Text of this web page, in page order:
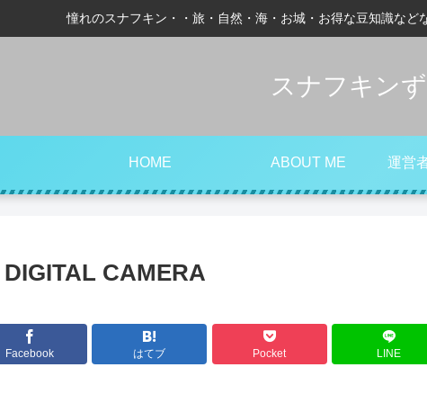
憧れのスナフキン・・旅・自然・海・お城・お得な豆知識など
スナフキン
HOME ABOUT ME 運営
CAMERA
Facebook はてブ Pocket LINE